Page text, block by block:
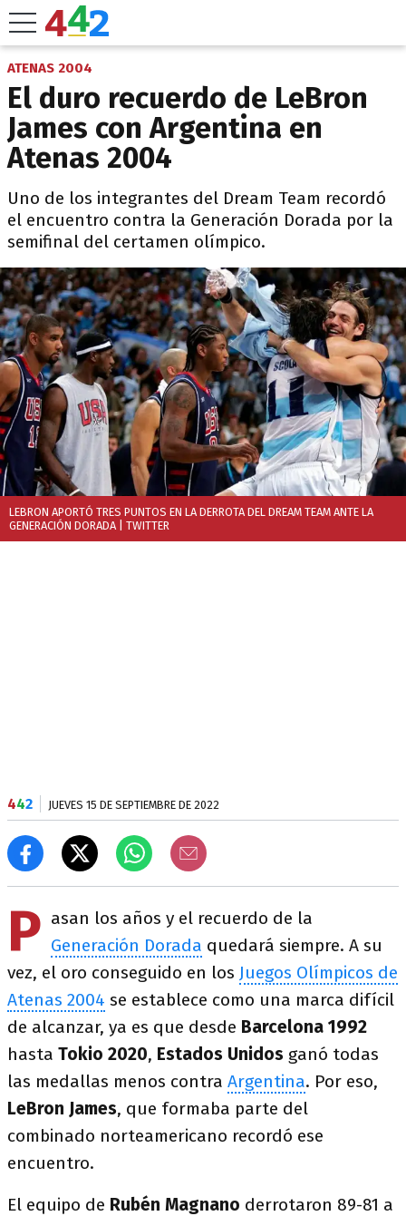
ATENAS 2004
El duro recuerdo de LeBron
James con Argentina en
Atenas 2004
Uno de los integrantes del Dream Team recordó
el encuentro contra la Generación Dorada por la
semifinal del certamen olímpico.
LEBRON APORTÓ TRES PUNTOS EN LA DERROTA DEL DREAM TEAM ANTE LA
GENERACIÓN DORADA | TWITTER
442 JUEVES 15 DE SEPTIEMBRE DE 2022
P asan los años y el recuerdo de la
Generación Dorada quedará siempre. A su
vez, el oro conseguido en los Juegos Olímpicos de
Atenas 2004 se establece como una marca difícil
de alcanzar, ya es que desde Barcelona 1992
hasta Tokio 2020, Estados Unidos ganó todas
las medallas menos contra Argentina. Por eso,
LeBron James, que formaba parte del
combinado norteamericano recordó ese
encuentro.
El equipo de Rubén Magnano derrotaron 89-81 a